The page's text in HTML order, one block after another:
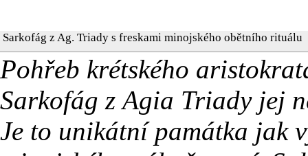
Sarkofág z Ag. Triady s freskami minojského obětního rituálu
Pohřeb krétského
Sarkofág z Agia Triady jej
Je to unikátní památka jak